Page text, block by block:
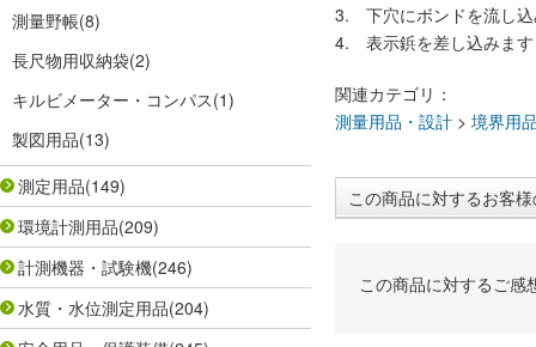
測量野帳(8)
長尺物用収納袋(2)
キルビメーター・コンパス(1)
製図用品(13)
測定用品(149)
環境計測用品(209)
計測機器・試験機(246)
水質・水位測定用品(204)
3. 下穴にボンドを流し込
4. 表示鋲を差し込みます
関連カテゴリ：
測量用品・設計 > 境界用
この商品に対するお客
この商品に対するご感